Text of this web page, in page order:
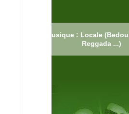
Musique : Locale
Reggada ...)